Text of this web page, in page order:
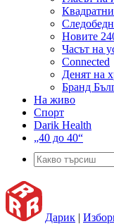
Новите
Часът на
Connected
Денят на
Бранд
На живо
Спорт
Darik Health
„40 до 40“
Дарик |